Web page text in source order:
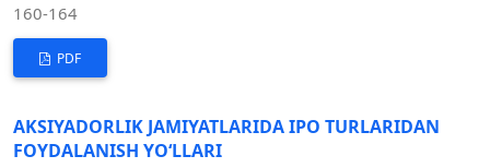
160-164
PDF
AKSIYADORLIK JAMIYATLARIDA IPO TURLARIDAN
FOYDALANISH YOʻLLARI